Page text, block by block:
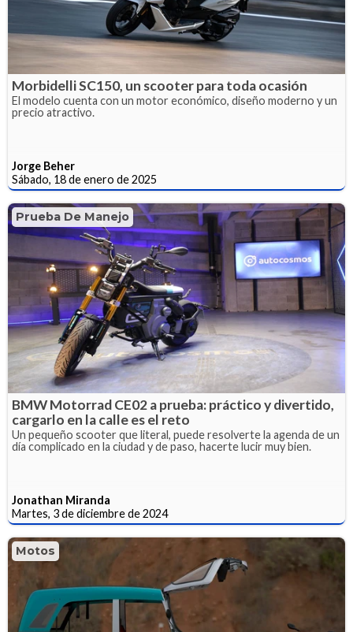
Morbidelli SC150, un scooter para toda ocasión
El modelo cuenta con un motor económico, diseño moderno y un
precio atractivo.
Jorge Beher
Sábado, 18 de enero de 2025
Prueba De Manejo
BMW Motorrad CE02 a prueba: práctico y divertido,
cargarlo en la calle es el reto
Un pequeño scooter que literal, puede resolverte la agenda de un
día complicado en la ciudad y de paso, hacerte lucir muy bien.
Jonathan Miranda
Martes, 3 de diciembre de 2024
Motos